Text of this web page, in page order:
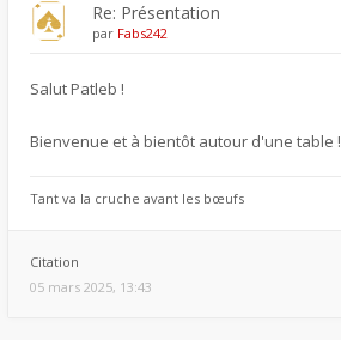
Re: Présentation
par Fabs242
Salut Patleb !
Bienvenue et à bientôt autour d'une table !
Tant va la cruche avant les bœufs
Citation
05 mars 2025, 13:43